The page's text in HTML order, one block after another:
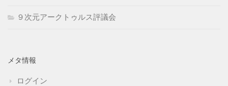
９次元アークトゥルス評議会
メタ情報
ログイン